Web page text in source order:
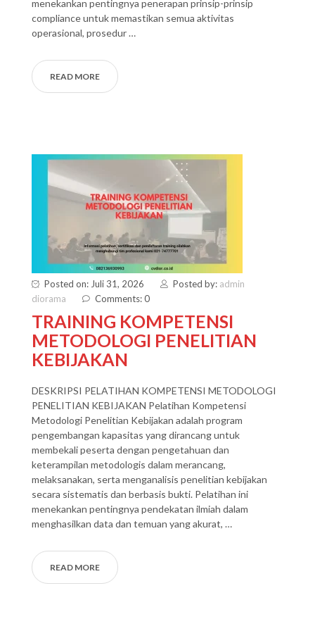
menekankan pentingnya penerapan prinsip-prinsip
compliance untuk memastikan semua aktivitas
operasional, prosedur …
READ MORE
Posted on: Juli 31, 2026 Posted by: admin
diorama
Comments: 0
TRAINING KOMPETENSI
METODOLOGI PENELITIAN
KEBIJAKAN
DESKRIPSI PELATIHAN KOMPETENSI METODOLOGI
PENELITIAN KEBIJAKAN Pelatihan Kompetensi
Metodologi Penelitian Kebijakan adalah program
pengembangan kapasitas yang dirancang untuk
membekali peserta dengan pengetahuan dan
keterampilan metodologis dalam merancang,
melaksanakan, serta menganalisis penelitian kebijakan
secara sistematis dan berbasis bukti. Pelatihan ini
menekankan pentingnya pendekatan ilmiah dalam
menghasilkan data dan temuan yang akurat, …
READ MORE